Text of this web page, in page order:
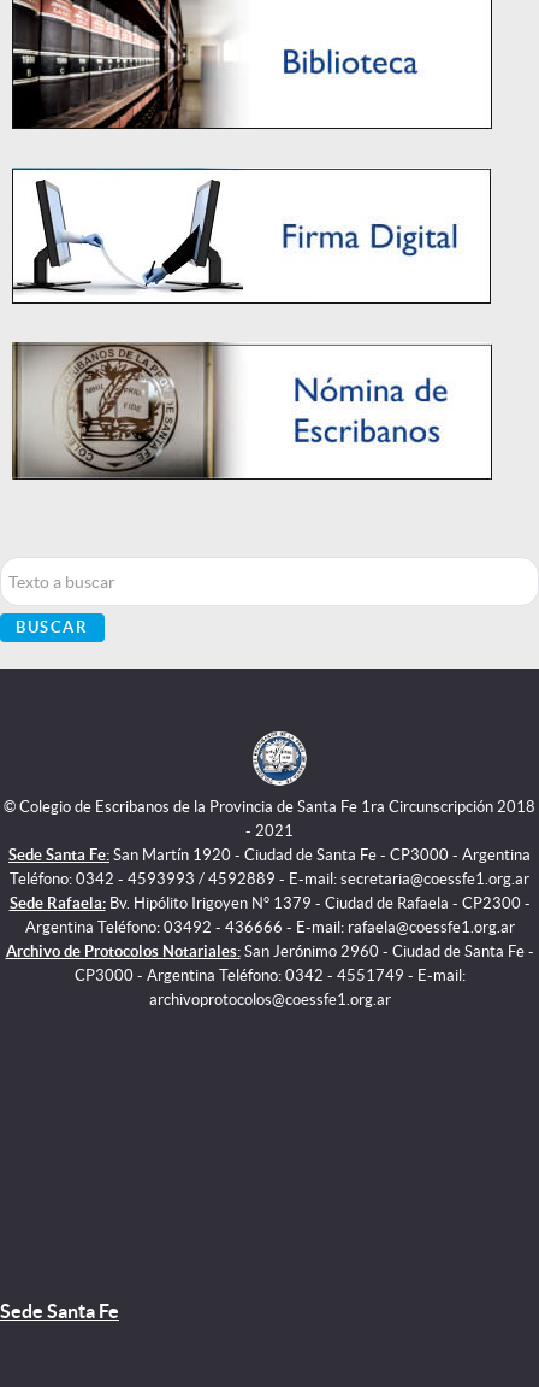
Buscar...
BUSCAR
© Colegio de Escribanos de la Provincia de Santa Fe 1ra Circunscripción 2018
- 2021
Sede Santa Fe: San Martín 1920 - Ciudad de Santa Fe - CP3000 - Argentina
Teléfono: 0342 - 4593993 / 4592889 - E-mail: secretaria@coessfe1.org.ar
Sede Rafaela:Bv. Hipólito Irigoyen N° 1379 - Ciudad de Rafaela - CP2300 -
Argentina Teléfono: 03492 - 436666 - E-mail: rafaela@coessfe1.org.ar
Archivo de Protocolos Notariales:San Jerónimo 2960 - Ciudad de Santa Fe -
CP3000 - Argentina Teléfono: 0342 - 4551749 - E-mail:
archivoprotocolos@coessfe1.org.ar
Sede Santa Fe